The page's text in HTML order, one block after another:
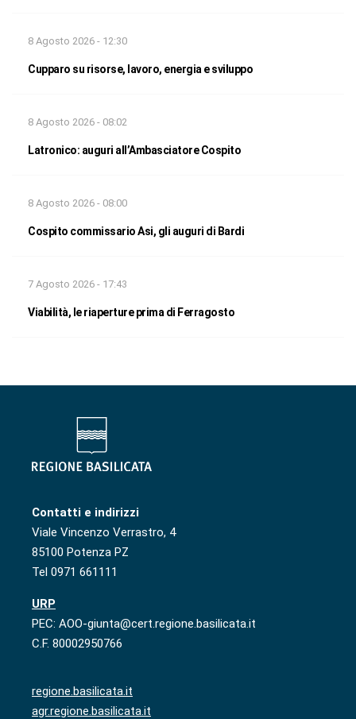
8 Agosto 2026 - 12:30
Cupparo su risorse, lavoro, energia e sviluppo
8 Agosto 2026 - 08:02
Latronico: auguri all’Ambasciatore Cospito
8 Agosto 2026 - 08:00
Cospito commissario Asi, gli auguri di Bardi
7 Agosto 2026 - 17:43
Viabilità, le riaperture prima di Ferragosto
Contatti e indirizzi
Viale Vincenzo Verrastro, 4
85100 Potenza PZ
Tel 0971 661111
URP
PEC: AOO-giunta@cert.regione.basilicata.it
C.F. 80002950766
regione.basilicata.it
agr.regione.basilicata.it